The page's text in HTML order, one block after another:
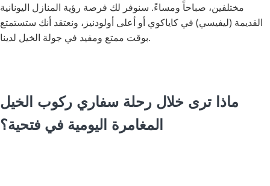
مختلفين، صباحاً ومساءً. سنوفر لك فرصة رؤية المنازل اليونانية
القديمة (ليفيسي) في كاياكوي أو أعلى أولودنيز، ونعتقد أنك ستستمتع
بوقت ممتع ومفيد في جولة الخيل لدينا.
ماذا ترى خلال رحلة سفاري ركوب الخيل
المغامرة اليومية في فتحية؟